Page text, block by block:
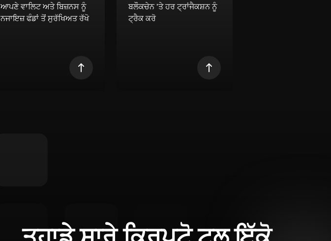
ਆਪਣੇ ਵਾਲਿਟ ਅਤੇ ਬਿਜ਼ਨਸ ਨੂੰ
ਨਜਾਇਜ਼ ਫੰਡਾਂ ਤੋਂ ਸੁਰੱਖਿਅਤ ਰੱਖੋ
ਬਲੌਕਚੇਨ 'ਤੇ ਹਰ ਟ੍ਰਾਂਜੈਕਸ਼ਨ ਨੂੰ
ਟ੍ਰੈਕ ਕਰੋ